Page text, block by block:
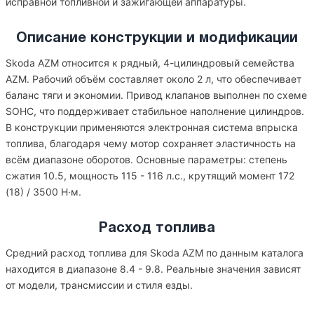
Описание конструкции и модификации
Skoda AZM относится к рядный, 4-цилиндровый семейства
AZM. Рабочий объём составляет около 2 л, что обеспечивает
баланс тяги и экономии. Привод клапанов выполнен по схеме
SOHC, что поддерживает стабильное наполнение цилиндров.
В конструкции применяются электронная система впрыска
топлива, благодаря чему мотор сохраняет эластичность на
всём диапазоне оборотов. Основные параметры: степень
сжатия 10.5, мощность 115 - 116 л.с., крутящий момент 172
(18) / 3500 Н·м.
Расход топлива
Средний расход топлива для Skoda AZM по данным каталога
находится в диапазоне 8.4 - 9.8. Реальные значения зависят
от модели, трансмиссии и стиля езды.